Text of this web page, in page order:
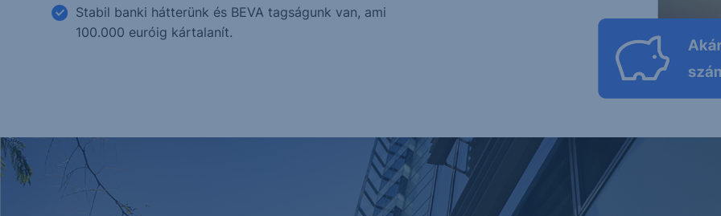
Stabil banki hátterünk és BEVA tagságunk van, ami
100.000 euróig kártalanít.